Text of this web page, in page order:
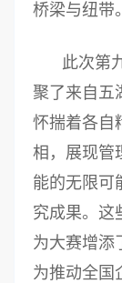
桥梁与纽带。
此次第
聚了来自五
怀揣着各自
相，展现管
能的无限可
究成果。这
为大赛增添
为推动全国